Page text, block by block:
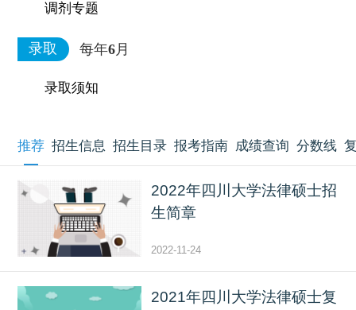
调剂专题
录取 每年6月
录取须知
推荐 招生信息 招生目录 报考指南 成绩查询 分数线
2022年四川大学法律硕士招
生简章
2022-11-24
2021年四川大学法律硕士复